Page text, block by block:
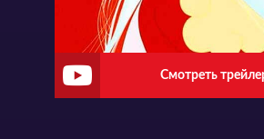
Смотреть